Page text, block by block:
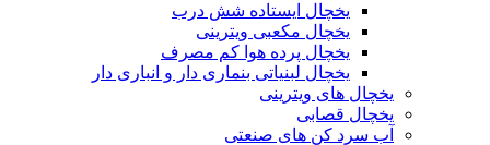
یخچال ایستاده شش درب
یخچال مکعبی ویترینی
یخچال پرده هوا کم مصرف
یخچال لبنیاتی بنماری دار و انباری دار
یخچال های ویترینی
یخچال قصابی
آب سرد کن های صنعتی